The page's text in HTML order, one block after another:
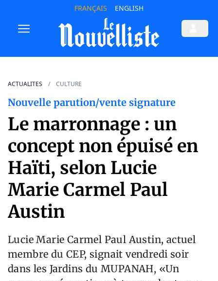
FRANÇAIS ENGLISH
ACTUALITES CULTURE
Nouvelle parution/vente signature
Le marronnage : un
concept non épuisé en
Haïti, selon Lucie
Marie Carmel Paul
Austin
Lucie Marie Carmel Paul Austin, actuel
membre du CEP, signait vendredi soir
dans les Jardins du MUPANAH, «Un